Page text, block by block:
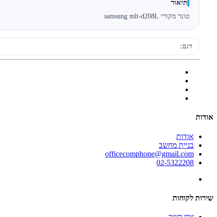
תיאור
טונר מקורי samsung mlt-d208L
דגם:
אודות
אודות
בניית מחשב
officecomphone@gmail.com
02-5322208
שירות לקוחות